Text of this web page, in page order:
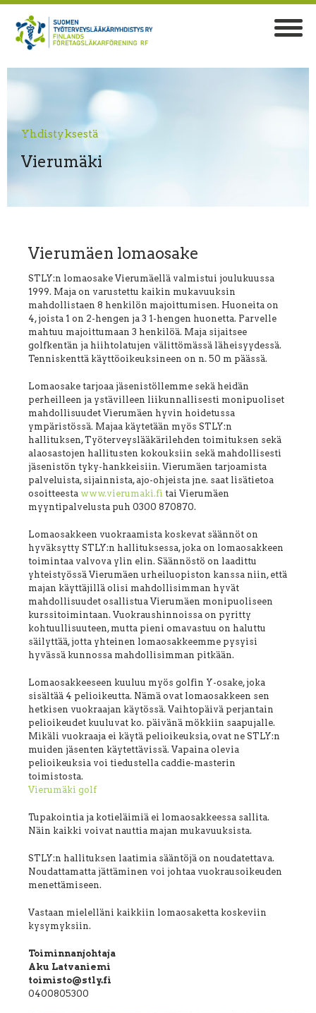
Yhdistyksestä
Vierumäki
Vierumäen lomaosake
STLY:n lomaosake Vierumäellä valmistui joulukuussa
1999. Maja on varustettu kaikin mukavuuksin
mahdollistaen 8 henkilön majoittumisen. Huoneita on
4, joista 1 on 2-hengen ja 3 1-hengen huonetta. Parvelle
mahtuu majoittumaan 3 henkilöä. Maja sijaitsee
golfkentän ja hiihtolatujen välittömässä läheisyydessä.
Tenniskenttä käyttöoikeuksineen on n. 50 m päässä.
Lomaosake tarjoaa jäsenistöllemme sekä heidän
perheilleen ja ystävilleen liikunnallisesti monipuoliset
mahdollisuudet Vierumäen hyvin hoidetussa
ympäristössä. Majaa käytetään myös STLY:n
hallituksen, Työterveyslääkärilehden toimituksen sekä
alaosastojen hallitusten kokouksiin sekä mahdollisesti
jäsenistön tyky-hankkeisiin. Vierumäen tarjoamista
palveluista, sijainnista, ajo-ohjeista jne. saat lisätietoa
osoitteesta www.vierumaki.fi tai Vierumäen
myyntipalvelusta puh 0300 870870.
Lomaosakkeen vuokraamista koskevat säännöt on
hyväksytty STLY:n hallituksessa, joka on lomaosakkeen
toimintaa valvova ylin elin. Säännöstö on laadittu
yhteistyössä Vierumäen urheiluopiston kanssa niin, että
majan käyttäjillä olisi mahdollisimman hyvät
mahdollisuudet osallistua Vierumäen monipuoliseen
kurssitoimintaan. Vuokraushinnoissa on pyritty
kohtuullisuuteen, mutta pieni omavastuu on haluttu
säilyttää, jotta yhteinen lomaosakkeemme pysyisi
hyvässä kunnossa mahdollisimman pitkään.
Lomaosakkeeseen kuuluu myös golfin Y-osake, joka
sisältää 4 pelioikeutta. Nämä ovat lomaosakkeen sen
hetkisen vuokraajan käytössä. Vaihtopäivä perjantain
pelioikeudet kuuluvat ko. päivänä mökkiin saapujalle.
Mikäli vuokraaja ei käytä pelioikeuksia, ovat ne STLY:n
muiden jäsenten käytettävissä. Vapaina olevia
pelioikeuksia voi tiedustella caddie-masterin
toimistosta.
Vierumäki golf
Tupakointia ja kotieläimiä ei lomaosakkeessa sallita.
Näin kaikki voivat nauttia majan mukavuuksista.
STLY:n hallituksen laatimia sääntöjä on noudatettava.
Noudattamatta jättäminen voi johtaa vuokrausoikeuden
menettämiseen.
Vastaan mielelläni kaikkiin lomaosaketta koskeviin
kysymyksiin.
Toiminnanjohtaja
Aku Latvaniemi
toimisto@stly.fi
0400805300